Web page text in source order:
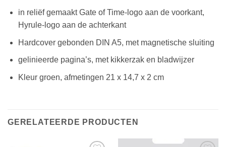
in reliëf gemaakt Gate of Time-logo aan de voorkant,
Hyrule-logo aan de achterkant
Hardcover gebonden DIN A5, met magnetische sluiting
gelinieerde pagina’s, met kikkerzak en bladwijzer
Kleur groen, afmetingen 21 x 14,7 x 2 cm
GERELATEERDE PRODUCTEN